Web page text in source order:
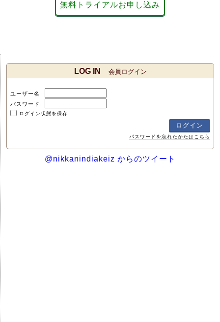
無料トライアルお申し込み
LOG IN 会員ログイン
ユーザー名
パスワード
ログイン状態を保存
パスワードを忘れたかたはこちら
@nikkanindiakeiz からのツイート